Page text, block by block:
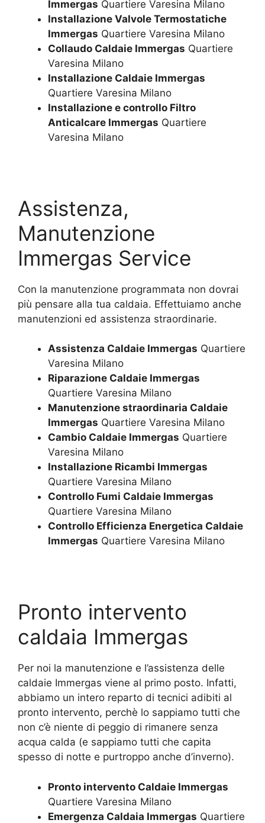
Immergas Quartiere Varesina Milano
Installazione Valvole Termostatiche
Immergas Quartiere Varesina Milano
Collaudo Caldaie Immergas Quartiere
Varesina Milano
Installazione Caldaie Immergas
Quartiere Varesina Milano
Installazione e controllo Filtro
Anticalcare Immergas Quartiere
Varesina Milano
Assistenza,
Manutenzione
Immergas Service
Con la manutenzione programmata non dovrai
più pensare alla tua caldaia. Effettuiamo anche
manutenzioni ed assistenza straordinarie.
Assistenza Caldaie Immergas Quartiere
Varesina Milano
Riparazione Caldaie Immergas
Quartiere Varesina Milano
Manutenzione straordinaria Caldaie
Immergas Quartiere Varesina Milano
Cambio Caldaie Immergas Quartiere
Varesina Milano
Installazione Ricambi Immergas
Quartiere Varesina Milano
Controllo Fumi Caldaie Immergas
Quartiere Varesina Milano
Controllo Efficienza Energetica Caldaie
Immergas Quartiere Varesina Milano
Pronto intervento
caldaia Immergas
Per noi la manutenzione e l’assistenza delle
caldaie Immergas viene al primo posto. Infatti,
abbiamo un intero reparto di tecnici adibiti al
pronto intervento, perchè lo sappiamo tutti che
non c’è niente di peggio di rimanere senza
acqua calda (e sappiamo tutti che capita
spesso di notte e purtroppo anche d’inverno).
Pronto intervento Caldaie Immergas
Quartiere Varesina Milano
Emergenza Caldaia Immergas Quartiere